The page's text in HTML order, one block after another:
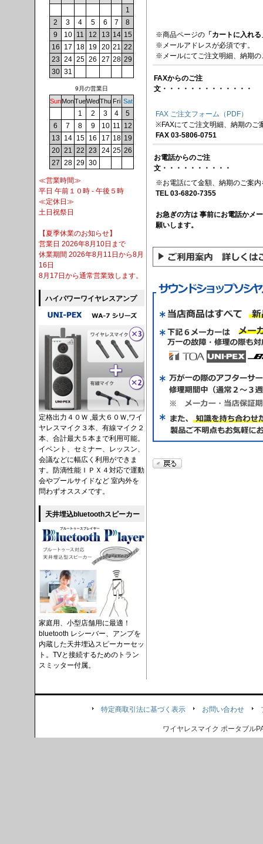
※商品ページの 「カートに入れる
※メールアドレスが必須です。
※メールにてご注文明細、納期
FAXからのご注
文・・・・・・・・・・・・・
FAX ご注文フォーム（PDF）
※FAXにてご注文明細、納期のご
FAX 03-5806-0751
お電話からのご注
文・・・・・・・・・・
※お電話にて金額、納期のご案内
TEL 03-6820-7355
お急ぎの方は 事前にお電話かメ
願いします。
1
2
3 4 5 6 7
8
9
10 11 12 13 14 15
16
17 18 19 20 21 22
23 24 25 26 27 28 29
30 31
9月の営業日
SunMonTueWedThu Fri Sat
1 2 3 4
5
6
7 8 9 10 11 12
13
14 15 16 17 18 19
20 21 22 23 24 25 26
27 28 29 30
≪営業時間≫
平日 午前１０時 - 午後５時
≪定休日≫
土日祝祭日
【夏季休業のお知らせ】
営業日 2026年8月10日まで
休業期間 2026年8月11日から8月
16日
8月17日から通常営業致します。
ハイパワーワイヤレスアンプ
定格出力４０Ｗ ,最大６０Ｗ,ワイ
ヤレスマイク３本、有線マイク２
本、合計最大５本まで利用可能。
イベント、セミナー、レッスン、
会議などに幅広く利用ができま
す。防滴性能ＩＰＸ４対応で運動
会やプールサイドなど 室内外を
問わずオススメです。
天井埋込bluetoothスピーカー
家庭用、小型店舗用に最適！
bluetooth レシーバー、アンプを
内蔵した天井埋込スピーカーセッ
ト。TVと接続するためのトラン
スミッター付属。
特定商取引法に基づく表示 お問い合わせ
ワイヤレスマイク ポータブル